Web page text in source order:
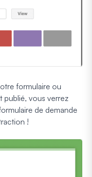
formulaire ou
publié, vous verrez
de demande
!